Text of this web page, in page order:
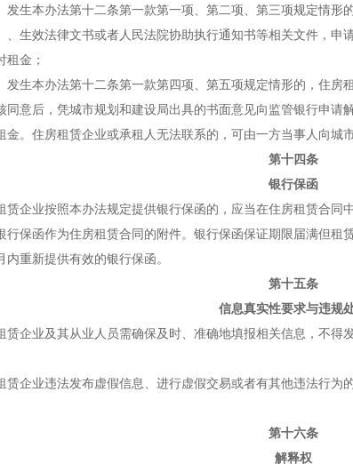
本办法第十二条第一款第一项、第二项、第三项规定情形
、生效法律文书或者人民法院协助执行通知书等相关文件，申
租金；
本办法第十二条第一款第四项、第五项规定情形的，住房
同意后，凭城市规划和建设局出具的书面意见向监管银行申请
金。住房租赁企业或承租人无法联系的，可由一方当事人向城
第十四条
银行保函
业按照本办法规定提供银行保函的，应当在住房租赁合同
行保函作为住房租赁合同的附件。银行保函保证期限届满但租
内重新提供有效的银行保函。
第十五条
信息真实性要求与违规
业及其从业人员需确保及时、准确地填报相关信息，不得
业违法发布虚假信息、进行虚假交易或者有其他违法行为
第十六条
解释权